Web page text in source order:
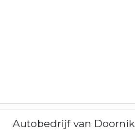
Autobedrijf van Doornik